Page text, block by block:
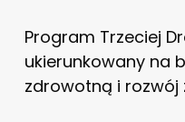
Program Trzeciej
ukierunkowany na
zdrowotną i rozwój